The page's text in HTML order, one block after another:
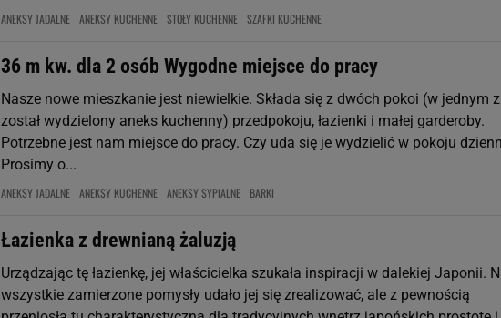
ANEKSY JADALNE ANEKSY KUCHENNE STOŁY KUCHENNE SZAFKI KUCHENNE
36 m kw. dla 2 osób Wygodne miejsce do pracy
Nasze nowe mieszkanie jest niewielkie. Składa się z dwóch pokoi (w jednym
został wydzielony aneks kuchenny) przedpokoju, łazienki i małej garderoby.
Potrzebne jest nam miejsce do pracy. Czy uda się je wydzielić w pokoju
Prosimy o...
ANEKSY JADALNE ANEKSY KUCHENNE ANEKSY SYPIALNE BARKI
Łazienka z drewnianą żaluzją
Urządzając tę łazienkę, jej właścicielka szukała inspiracji w dalekiej Japonii.
wszystkie zamierzone pomysły udało jej się zrealizować, ale z pewnością